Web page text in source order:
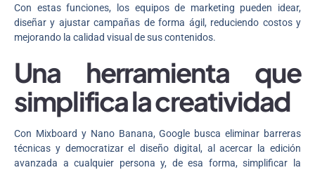
Con estas funciones, los equipos de marketing pueden idear,
diseñar y ajustar campañas de forma ágil, reduciendo costos y
mejorando la calidad visual de sus contenidos.
Una herramienta que
simplifica la creatividad
Con Mixboard y Nano Banana, Google busca eliminar barreras
técnicas y democratizar el diseño digital, al acercar la edición
avanzada a cualquier persona y, de esa forma, simplificar la